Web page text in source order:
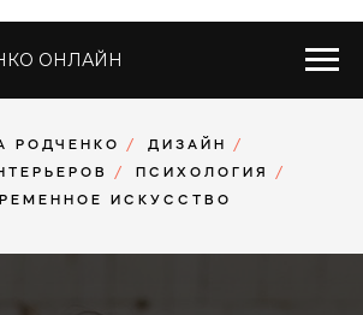
ОНЛАЙН
РОДЧЕНКО / ДИЗАЙН
/
/ ПСИХОЛОГИЯ
/
ИСКУССТВО